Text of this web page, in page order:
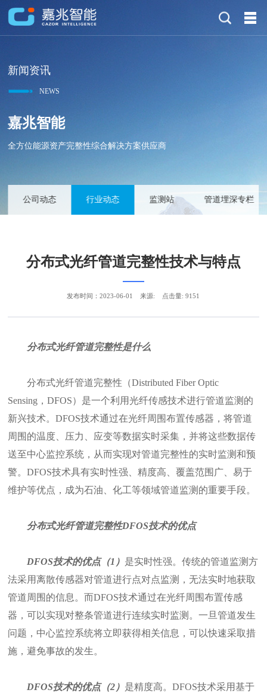
新闻资讯
NEWS
嘉兆智能
全方位能源资产完整性综合解决方案供应商
公司动态 行业动态 监测站 管道埋深专栏
分布式光纤管道完整性技术与特点
分布式光纤管道完整性是什么
分布式光纤管道完整性（Distributed Fiber Optic
Sensing，DFOS）是一个利用光纤传感技术进行管道监测的
新兴技术。DFOS技术通过在光纤周围布置传感器，将管道
周围的温度、压力、应变等数据实时采集，并将这些数据传
送至中心监控系统，从而实现对管道完整性的实时监测和预
警。DFOS技术具有实时性强、精度高、覆盖范围广、易于
维护等优点，成为石油、化工等领域管道监测的重要手段。
分布式光纤管道完整性DFOS技术的优点
DFOS技术的优点（1） 是实时性强。传统的管道监测方
法采用离散传感器对管道进行点对点监测，无法实时地获取
管道周围的信息。而DFOS技术通过在光纤周围布置传感
器，可以实现对整条管道进行连续实时监测。一旦管道发生
问题，中心监控系统将立即获得相关信息，可以快速采取措
施，避免事故的发生。
DFOS技术的优点（2） 是精度高。DFOS技术采用基于